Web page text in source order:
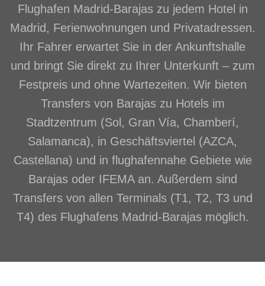
Flughafen Madrid-Barajas zu jedem Hotel in
Madrid, Ferienwohnungen und Privatadressen.
Ihr Fahrer erwartet Sie in der Ankunftshalle
und bringt Sie direkt zu Ihrer Unterkunft – zum
Festpreis und ohne Wartezeiten. Wir bieten
Transfers von Barajas zu Hotels im
Stadtzentrum (Sol, Gran Vía, Chamberí,
Salamanca), in Geschäftsviertel (AZCA,
Castellana) und in flughafennahe Gebiete wie
Barajas oder IFEMA an. Außerdem sind
Transfers von allen Terminals (T1, T2, T3 und
T4) des Flughafens Madrid-Barajas möglich.